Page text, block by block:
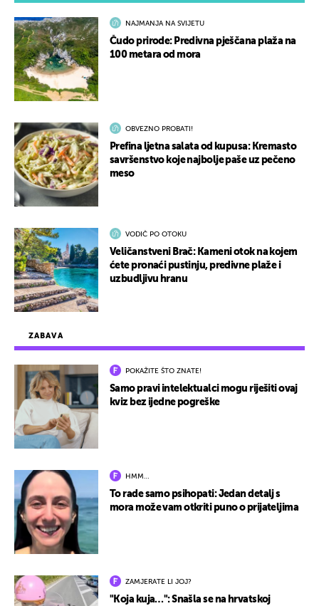
ZABAVA
POKAŽITE ŠTO ZNATE!
Samo pravi intelektualci mogu riješiti ovaj
kviz bez ijedne pogreške
HMM…
To rade samo psihopati: Jedan detalj s
mora može vam otkriti puno o prijateljima
ZAMJERATE LI JOJ?
"Koja kuja…": Snašla se na hrvatskoj
NAJMANJA NA SVIJETU
Čudo prirode: Predivna pješčana plaža na
100 metara od mora
OBVEZNO PROBATI!
Prefina ljetna salata od kupusa: Kremasto
savršenstvo koje najbolje paše uz pečeno
meso
VODIČ PO OTOKU
Veličanstveni Brač: Kameni otok na kojem
ćete pronaći pustinju, predivne plaže i
uzbudljivu hranu